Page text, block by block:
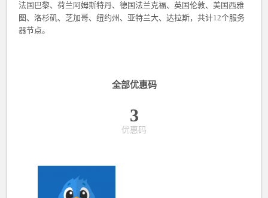
法国巴黎、荷兰阿姆斯特丹、德国法兰克福、英国伦敦、美国西雅
图、洛杉矶、芝加哥、纽约州、亚特兰大、达拉斯，共计12个服务
器节点。
全部优惠码
3
优惠码